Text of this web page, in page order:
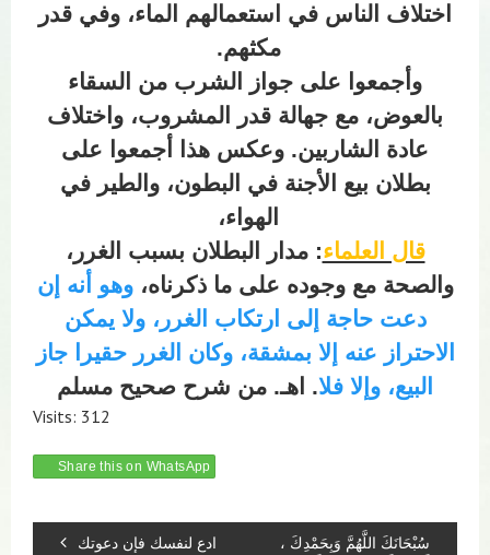
اختلاف الناس في استعمالهم الماء، وفي قدر
مكثهم.
وأجمعوا على جواز الشرب من السقاء
بالعوض، مع جهالة قدر المشروب، واختلاف
عادة الشاربين. وعكس هذا أجمعوا على
بطلان بيع الأجنة في البطون، والطير في
الهواء،
قال العلماء: مدار البطلان بسبب الغرر،
والصحة مع وجوده على ما ذكرناه،وهو أنه إن
دعت حاجة إلى ارتكاب الغرر، ولا يمكن
الاحتراز عنه إلا بمشقة، وكان الغرر حقيرا جاز
البيع، وإلا فلا. اهـ. من شرح صحيح مسلم
Visits: 312
Share this on WhatsApp
ادع لنفسك فإن دعوتك
سُبْحَانَكَ اللَّهُمَّ وَبِحَمْدِكَ ،